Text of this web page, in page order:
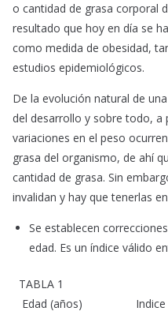
o cantidad de grasa corporal
resultado que hoy en día se
como medida de obesidad,
estudios epidemiológicos.
De la evolución natural de
del desarrollo y sobre todo, a
variaciones en el peso
grasa del organismo, de ahí
cantidad de grasa. Sin
invalidan y hay que tenerlas
Se establecen
edad. Es un índice válido
TABLA 1
Edad (años)